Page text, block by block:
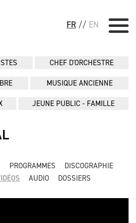
FR // EN
CHEF D'ORCHESTRE
MUSIQUE ANCIENNE
JEUNE PUBLIC - FAMILLE
PROGRAMMES
DISCOGRAPHIE
AUDIO DOSSIERS